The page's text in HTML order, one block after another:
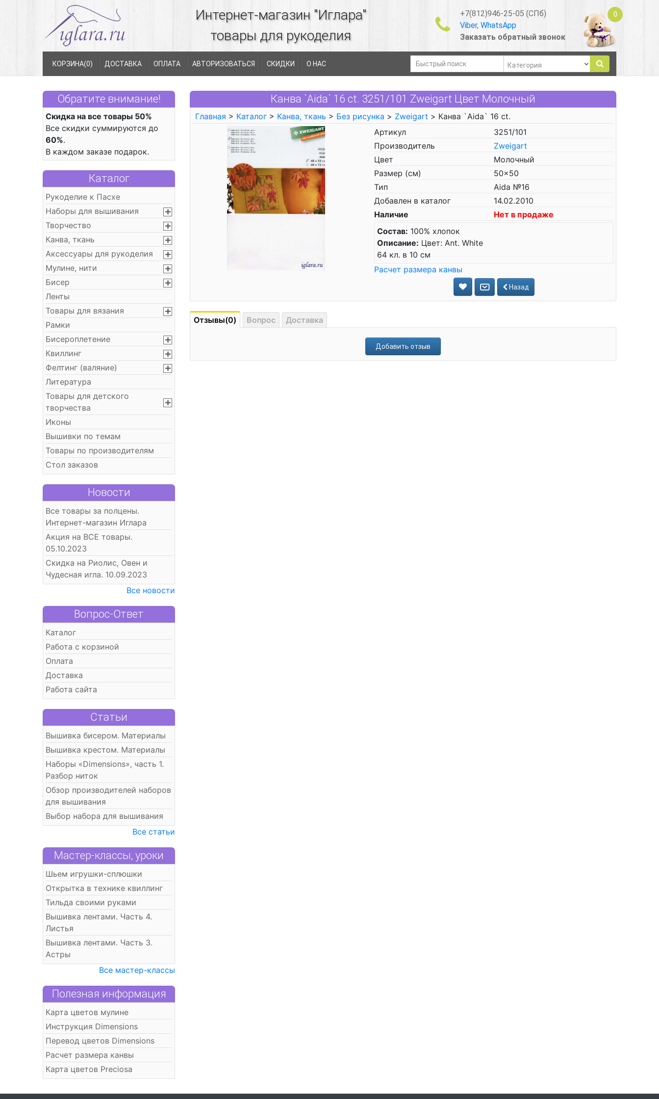
Интернет-магазин "Иглара"
товары для рукоделия
+7(812)946-25-05 (СПб)
Viber, WhatsApp
Заказать обратный звонок
0
КОРЗИНА(0) ДОСТАВКА ОПЛАТА АВТОРИЗОВАТЬСЯ СКИДКИ О НАС
Обратите внимание!
Скидка на все товары 50%
Все скидки суммируются до
60%.
В каждом заказе подарок.
Каталог
Рукоделие к Пасхе
Наборы для вышивания
Творчество
Канва, ткань
Аксессуары для рукоделия
Мулине, нити
Бисер
Ленты
Товары для вязания
Рамки
Бисероплетение
Квиллинг
Фелтинг (валяние)
Литература
Товары для детского
творчества
Иконы
Вышивки по темам
Товары по производителям
Стол заказов
Новости
Все товары за полцены.
Интернет-магазин Иглара
Акция на ВСЕ товары.
05.10.2023
Скидка на Риолис, Овен и
Чудесная игла. 10.09.2023
Все новости
Вопрос-Ответ
Каталог
Работа с корзиной
Оплата
Доставка
Работа сайта
Статьи
Вышивка бисером. Материалы
Вышивка крестом. Материалы
Наборы «Dimensions», часть 1.
Разбор ниток
Обзор производителей наборов
для вышивания
Выбор набора для вышивания
Все статьи
Мастер-классы, уроки
Шьем игрушки-сплюшки
Открытка в технике квиллинг
Тильда своими руками
Вышивка лентами. Часть 4.
Листья
Вышивка лентами. Часть 3.
Астры
Все мастер-классы
Полезная информация
Карта цветов мулине
Инструкция Dimensions
Перевод цветов Dimensions
Расчет размера канвы
Карта цветов Preciosa
Канва `Aida` 16 ct. 3251/101 Zweigart Цвет Молочный
Главная > Каталог > Канва, ткань > Без рисунка > Zweigart > Канва `Aida` 16 ct.
Артикул
3251/101
Производитель
Zweigart
Цвет
Молочный
Размер (см)
50x50
Тип
Aida №16
Добавлен в каталог
14.02.2010
Наличие
Нет в продаже
Состав: 100% хлопок
Описание: Цвет: Ant. White
64 кл. в 10 см
Расчет размера канвы
Назад
Отзывы(0) Вопрос Доставка
Добавить отзыв